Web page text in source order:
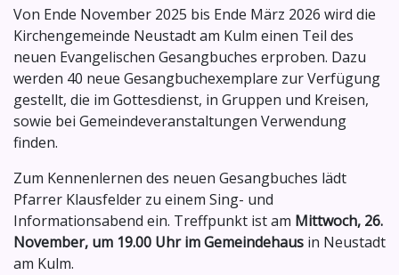
Von Ende November 2025 bis Ende März 2026 wird die
Kirchengemeinde Neustadt am Kulm einen Teil des
neuen Evangelischen Gesangbuches erproben. Dazu
werden 40 neue Gesangbuchexemplare zur Verfügung
gestellt, die im Gottesdienst, in Gruppen und Kreisen,
sowie bei Gemeindeveranstaltungen Verwendung
finden.
Zum Kennenlernen des neuen Gesangbuches lädt
Pfarrer Klausfelder zu einem Sing- und
Informationsabend ein. Treffpunkt ist am Mittwoch, 26.
November, um 19.00 Uhr im Gemeindehaus in Neustadt
am Kulm.